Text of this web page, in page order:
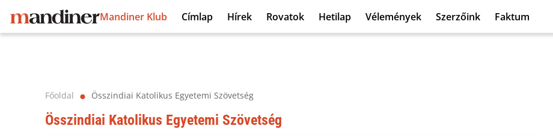
Mandiner Klub Címlap Hírek Rovatok Hetilap Vélemények Szerzőink Faktum
Főoldal ⬤ Összindiai Katolikus Egyetemi Szövetség
Összindiai Katolikus Egyetemi Szövetség